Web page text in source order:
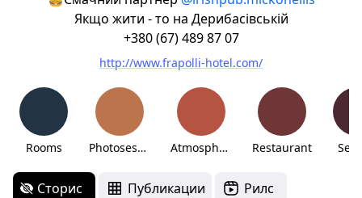
Якщо жити - то на Дерибасівській
+380 (67) 489 87 07
http://www.frapolli-hotel.com/
Rooms Photosession Atmosphere🌿 Restaurant
Сторис Публикации Рилс